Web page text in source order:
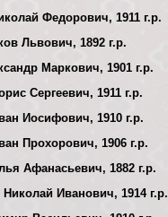
Федорович, 1911 г.р.
Львович, 1892 г.р.
Маркович, 1901 г.р.
Сергеевич, 1911 г.р.
Иосифович, 1910 г.р.
Прохорович, 1906 г.р.
Афанасьевич, 1882 г.р.
Иванович, 1914 г.р.